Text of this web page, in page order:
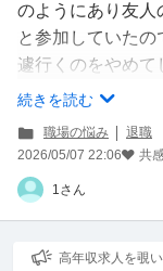
のようにあり友人
と参加していた
遽行くのをやめて
れのようなことを
り日常的に色んな
居心地の悪さは
ことを言っている
れたことで精神的
寝れず心身の不
続きを読む
職場の悩み
退職
2026/05/07 22:06
共
1さん
高年収求人を覗